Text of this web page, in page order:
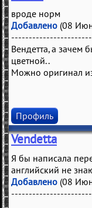
вроде норм
Добавлено (08
Вендетта, а зачем
цветной..
Можно оригинал
Профиль
Vendetta
Я бы написала
английский не
Добавлено (08